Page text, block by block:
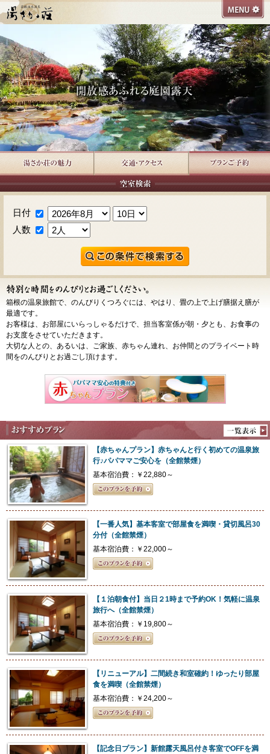
日付
人数
箱根の温泉旅館で、のんびりくつろぐには、やはり、畳の上で上げ膳据え膳が
最適です。
お客様は、お部屋にいらっしゃるだけで、担当客室係が朝・夕とも、お食事の
お支度をさせていただきます。
大切な人との、あるいは、ご家族、赤ちゃん連れ、お仲間とのプライベート時
間をのんびりとお過ごし頂けます。
【赤ちゃんプラン】赤ちゃんと行く初めての温泉旅
行♪パパママご安心を（全館禁煙）
基本宿泊費：￥22,880～
【一番人気】基本客室で部屋食を満喫・貸切風呂30
分付（全館禁煙）
基本宿泊費：￥22,000～
【１泊朝食付】当日２1時まで予約OK！気軽に温泉
旅行へ（全館禁煙）
基本宿泊費：￥19,800～
【リニューアル】二間続き和室確約！ゆったり部屋
食を満喫（全館禁煙）
基本宿泊費：￥24,200～
【記念日プラン】新館露天風呂付き客室でOFFを満